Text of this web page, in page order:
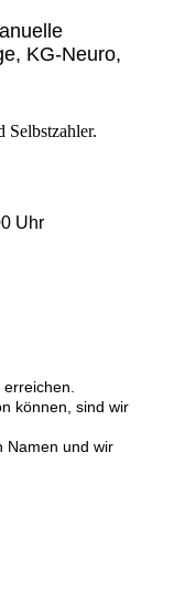
KG-Neuro,
Selbstzahler.
Uhr
erreichen.
können, sind wir
Namen und wir